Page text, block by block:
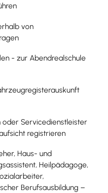
von
- zur Abendrealschule
oder Servicedienstleister
registrieren
Haus- und
Heilpädagoge,
Berufsausbildung –